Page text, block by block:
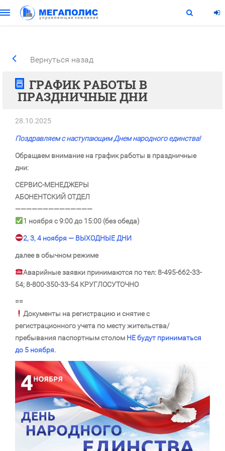
Вернуться назад
ГРАФИК РАБОТЫ В
ПРАЗДНИЧНЫЕ ДНИ
28.10.2025
Поздравляем с наступающим Днем народного единства!
Обращаем внимание на график работы в праздничные
дни:
СЕРВИС-МЕНЕДЖЕРЫ
АБОНЕНТСКИЙ ОТДЕЛ
——————————————
1 ноября с 9:00 до 15:00 (без обеда)
2, 3, 4 ноября — ВЫХОДНЫЕ ДНИ
далее в обычном режиме
Аварийные заявки принимаются по тел: 8-495-662-33-
54; 8-800-350-33-54 КРУГЛОСУТОЧНО
==
Документы на регистрацию и снятие с
регистрационного учета по месту жительства/
пребывания паспортным столом НЕ будут приниматься
до 5 ноября.